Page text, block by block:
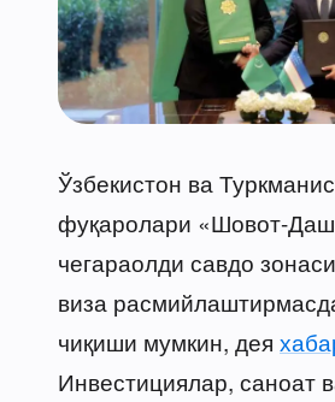
Ўзбекистон ва
фуқаролари «Шовот-
чегараолди савдо
виза
чиқиши мумкин, дея
Инвестициялар, саноат